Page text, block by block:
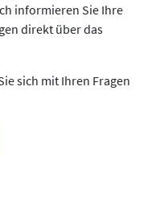
informieren Sie Ihre
direkt über das
sich mit Ihren Fragen